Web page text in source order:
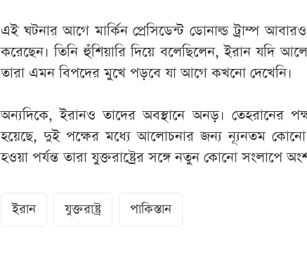
এই ঘটনার আগে মার্কিন প্রেসিডেন্ট ডোনাল্ড ট্রাম্প
করেছেন। তিনি হুঁশিয়ারি দিয়ে বলেছিলেন, ইরান যদি
তারা এমন বিপদের মুখে পড়বে যা আগে কখনো দেখেনি।
অন্যদিকে, ইরানও তাদের অবস্থানে অনড়। তেহরানের
হয়েছে, দুই পক্ষের মধ্যে আলোচনার জন্য ন্যূনতম কোনো
হওয়া পর্যন্ত তারা যুক্তরাষ্ট্রের সঙ্গে নতুন কোনো সংলাপে
ইরান যুক্তরাষ্ট্র পাকিস্তান